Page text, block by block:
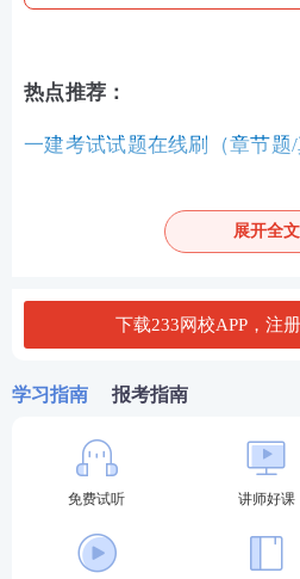
热点推荐：
一建考试试题在线刷（章节题/
一级建造师考点、难点太多记
展开全文
下载233网校APP，注
学习指南 报考指南
免费试听 讲师好课